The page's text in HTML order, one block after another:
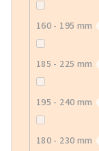
160 - 195 mm
185 - 225 mm
195 - 240 mm
180 - 230 mm